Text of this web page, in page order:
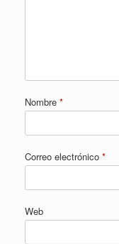
Nombre *
Correo electrónico *
Web